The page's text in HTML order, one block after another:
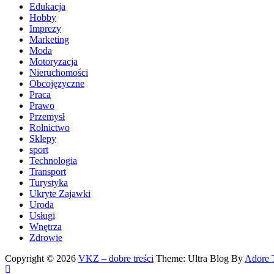
Edukacja
Hobby
Imprezy
Marketing
Moda
Motoryzacja
Nieruchomości
Obcojęzyczne
Praca
Prawo
Przemysł
Rolnictwo
Sklepy
sport
Technologia
Transport
Turystyka
Ukryte Zajawki
Uroda
Usługi
Wnętrza
Zdrowie
Copyright © 2026 VKZ – dobre treści Theme: Ultra Blog By Adore